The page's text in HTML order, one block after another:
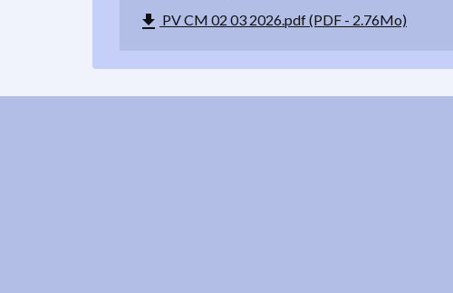
file_download PV CM 02 03 2026.pdf (PDF - 2.76Mo)